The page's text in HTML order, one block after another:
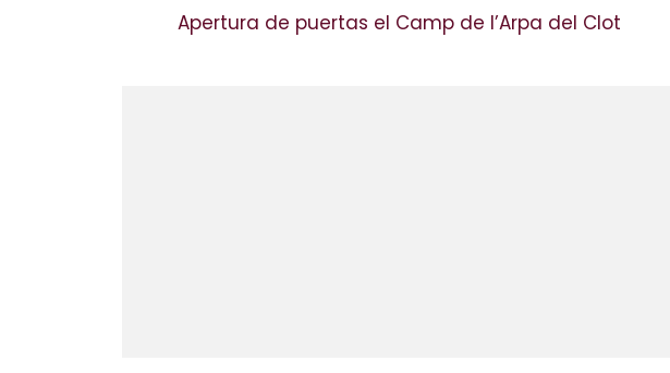
Apertura de puertas el Camp de l’Arpa del Clot